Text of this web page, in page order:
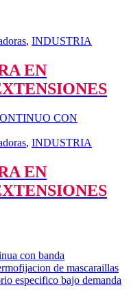
, INDUSTRIA
EN
, INDUSTRIA
EN
con banda
de mascaraillas
especifico bajo demanda